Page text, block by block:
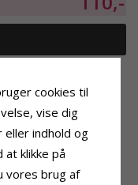
1,7 mm
cookies til
vise dig
eller indhold og
at klikke på
vores brug af